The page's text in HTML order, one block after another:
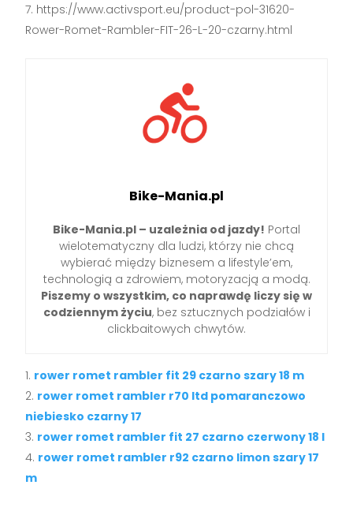
https://www.activsport.eu/product-pol-31620-
Rower-Romet-Rambler-FIT-26-L-20-czarny.html
Bike-Mania.pl
Bike-Mania.pl – uzależnia od jazdy! Portal
wielotematyczny dla ludzi, którzy nie chcą
wybierać między biznesem a lifestyle’em,
technologią a zdrowiem, motoryzacją a modą.
Piszemy o wszystkim, co naprawdę liczy się w
codziennym życiu, bez sztucznych podziałów i
clickbaitowych chwytów.
rower romet rambler fit 29 czarno szary 18 m
rower romet rambler r70 ltd pomaranczowo
niebiesko czarny 17
rower romet rambler fit 27 czarno czerwony 18 l
rower romet rambler r92 czarno limon szary 17
m